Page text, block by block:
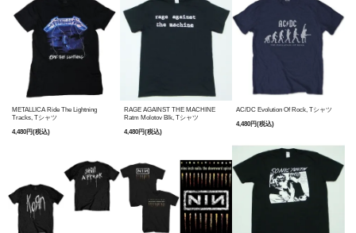
METALLICA Ride The Lightning
Tracks, Tシャツ
4,480円(税込)
RAGE AGAINST THE MACHINE
Ratm Molotov Blk, Tシャツ
4,480円(税込)
AC/DC Evolution Of Rock, Tシャツ
4,480円(税込)